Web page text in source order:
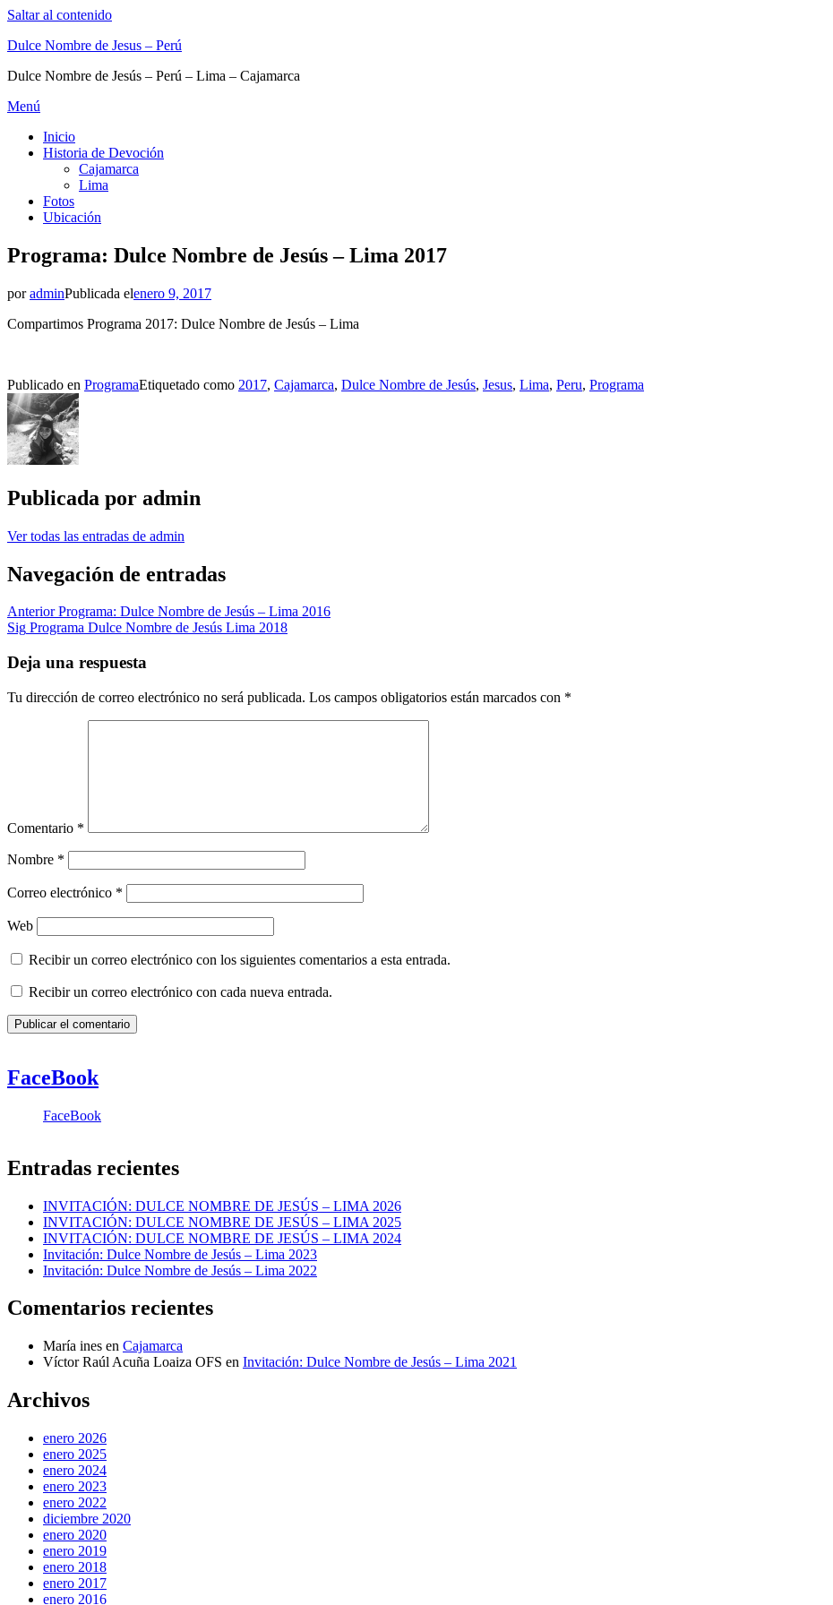
Saltar al contenido
Dulce Nombre de Jesus – Perú
Dulce Nombre de Jesús – Perú – Lima – Cajamarca
Menú
Inicio
Historia de Devoción
Cajamarca
Lima
Fotos
Ubicación
Programa: Dulce Nombre de Jesús – Lima 2017
poradminPublicada elenero 9, 2017
Compartimos Programa 2017: Dulce Nombre de Jesús – Lima
Publicado en ProgramaEtiquetado como 2017, Cajamarca, Dulce Nombre de Jesús, Jesus, Lima, Peru, Programa
Publicada por admin
Ver todas las entradas de admin
Navegación de entradas
Anterior Programa: Dulce Nombre de Jesús – Lima 2016
Sig Programa Dulce Nombre de Jesús Lima 2018
Deja una respuesta
Tu dirección de correo electrónico no será publicada. Los campos obligatorios están marcados con *
Comentario *
Nombre *
Correo electrónico *
Web
Recibir un correo electrónico con los siguientes comentarios a esta entrada.
Recibir un correo electrónico con cada nueva entrada.
FaceBook
FaceBook
Entradas recientes
INVITACIÓN: DULCE NOMBRE DE JESÚS – LIMA 2026
INVITACIÓN: DULCE NOMBRE DE JESÚS – LIMA 2025
INVITACIÓN: DULCE NOMBRE DE JESÚS – LIMA 2024
Invitación: Dulce Nombre de Jesús – Lima 2023
Invitación: Dulce Nombre de Jesús – Lima 2022
Comentarios recientes
María ines en Cajamarca
Víctor Raúl Acuña Loaiza OFS en Invitación: Dulce Nombre de Jesús – Lima 2021
Archivos
enero 2026
enero 2025
enero 2024
enero 2023
enero 2022
diciembre 2020
enero 2020
enero 2019
enero 2018
enero 2017
enero 2016